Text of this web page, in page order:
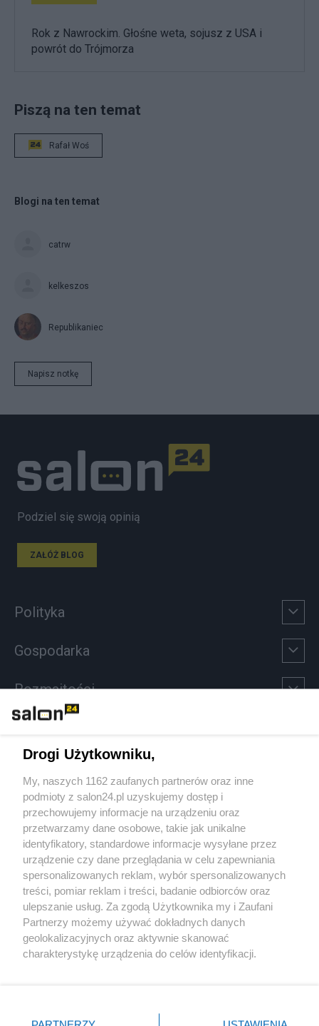
Rok z Nawrockim. Głośne weta, sojusz z USA i
powrót do Trójmorza
Piszą na ten temat
Rafał Woś
Blogi na ten temat
catrw
kelkeszos
Republikaniec
Napisz notkę
Podziel się swoją opinią
ZAŁÓŻ BLOG
Polityka
Gospodarka
Rozmaitości
Sport
Społeczeństwo
Kultura
X Facebook Instagram Youtube
Drogi Użytkowniku,
My, naszych 1162 zaufanych partnerów oraz inne
podmioty z salon24.pl uzyskujemy dostęp i
przechowujemy informacje na urządzeniu oraz
przetwarzamy dane osobowe, takie jak unikalne
identyfikatory, standardowe informacje wysyłane przez
urządzenie czy dane przeglądania w celu zapewniania
spersonalizowanych reklam, wybór spersonalizowanych
treści, pomiar reklam i treści, badanie odbiorców oraz
ulepszanie usług. Za zgodą Użytkownika my i Zaufani
Partnerzy możemy używać dokładnych danych
geolokalizacyjnych oraz aktywnie skanować
charakterystykę urządzenia do celów identyfikacji.
zmienić/wycofać klikając przycisk ustawień prywatności